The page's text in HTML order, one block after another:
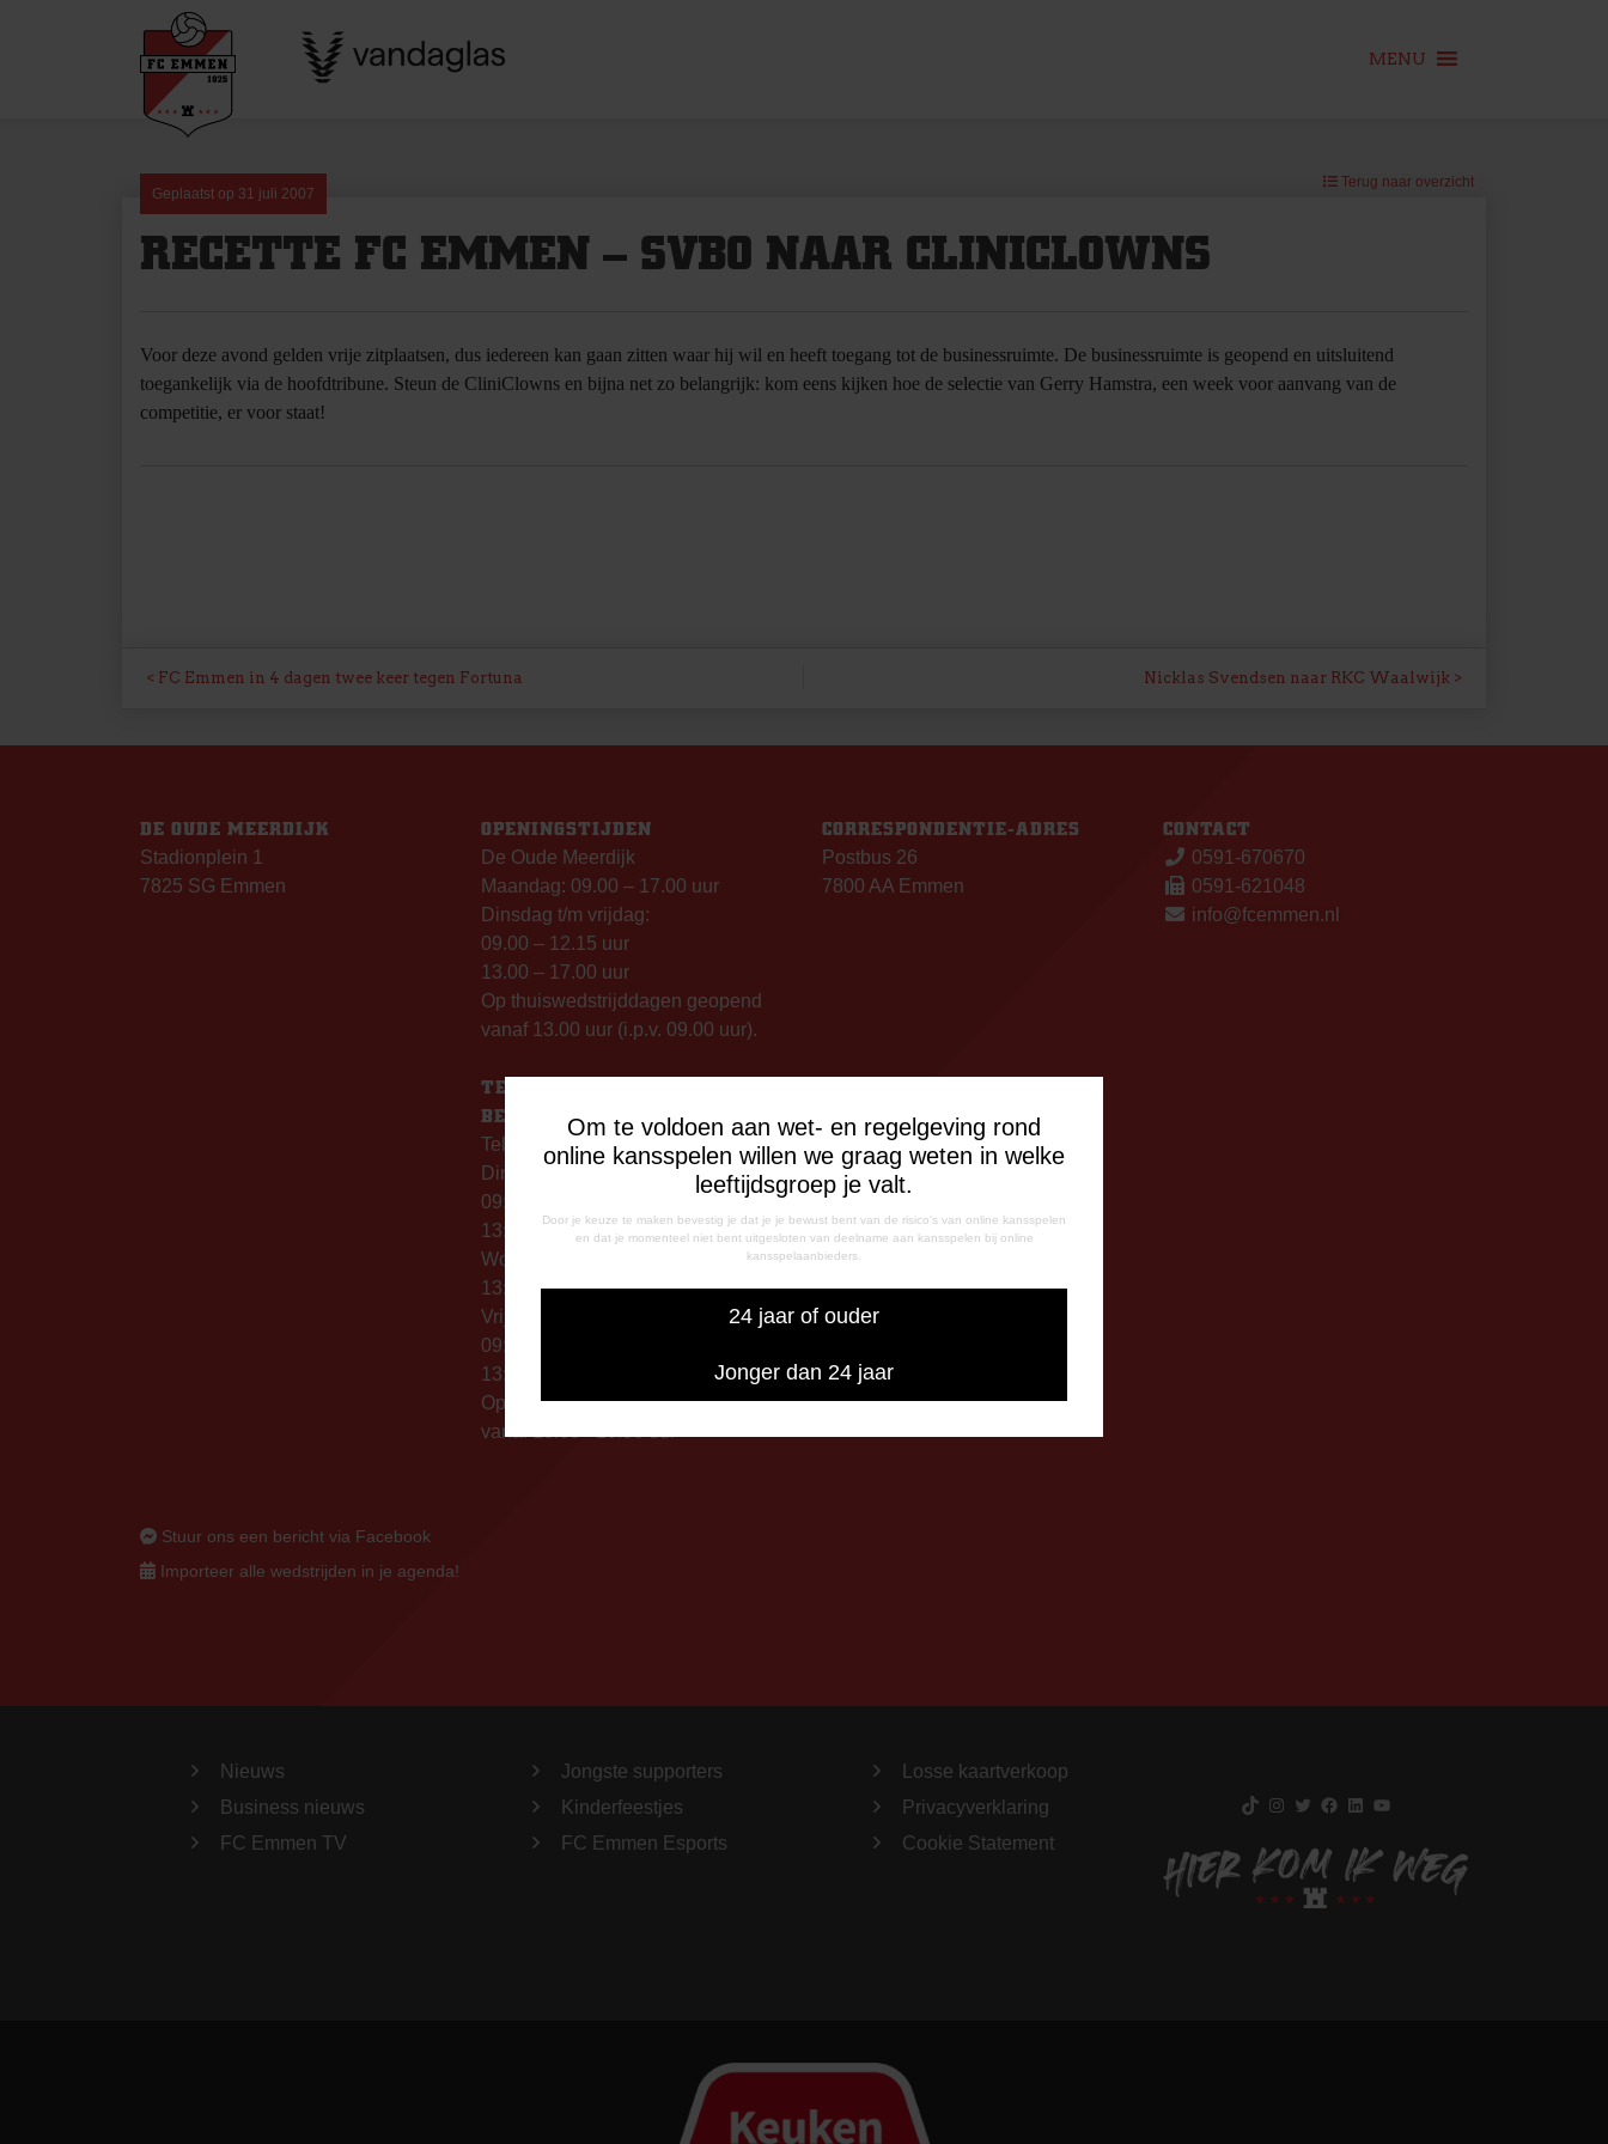
Om te voldoen aan wet- en regelgeving rond
online kansspelen willen we graag weten in welke
leeftijdsgroep je valt.
Door je keuze te maken bevestig je dat je je bewust bent van de risico's van online kansspelen
en dat je momenteel niet bent uitgesloten van deelname aan kansspelen bij online
kansspelaanbieders.
24 jaar of ouder
Jonger dan 24 jaar
MENU
Geplaatst op 31 juli 2007
Terug naar overzicht
RECETTE FC EMMEN – SVBO NAAR CLINICLOWNS
Voor deze avond gelden vrije zitplaatsen, dus iedereen kan gaan zitten waar hij wil en heeft toegang tot de businessruimte. De businessruimte is geopend en uitsluitend
toegankelijk via de hoofdtribune. Steun de CliniClowns en bijna net zo belangrijk: kom eens kijken hoe de selectie van Gerry Hamstra, een week voor aanvang van de
competitie, er voor staat!
BERICHT
NAVIGATIE
FC Emmen in 4 dagen twee keer tegen Fortuna Nicklas Svendsen naar RKC Waalwijk
DE OUDE MEERDIJK
Stadionplein 1
7825 SG Emmen
OPENINGSTIJDEN
De Oude Meerdijk
Maandag: 09.00 – 17.00 uur
Dinsdag t/m vrijdag:
09.00 – 12.15 uur
13.00 – 17.00 uur
Op thuiswedstrijddagen geopend
vanaf 13.00 uur (i.p.v. 09.00 uur).
TELEFONISCHE
BEREIKBAARHEID
Telefonisch bereikbaar op:
Dinsdag
09:00 - 12:15 uur
13:00 - 17:00 uur
Woensdag
13:00 - 17:00 uur
Vrijdag
09:00 - 12:15 uur
13:00 - 17:00 uur
Op thuiswedstrijddagen bereikbaar
vanaf 13:00 - 20:00 uur
CORRESPONDENTIE-ADRES
Postbus 26
7800 AA Emmen
CONTACT
0591-670670
0591-621048
info@fcemmen.nl
Stuur ons een bericht via Facebook
Importeer alle wedstrijden in je agenda!
Nieuws
Business nieuws
FC Emmen TV
Jongste supporters
Kinderfeestjes
FC Emmen Esports
Losse kaartverkoop
Privacyverklaring
Cookie Statement